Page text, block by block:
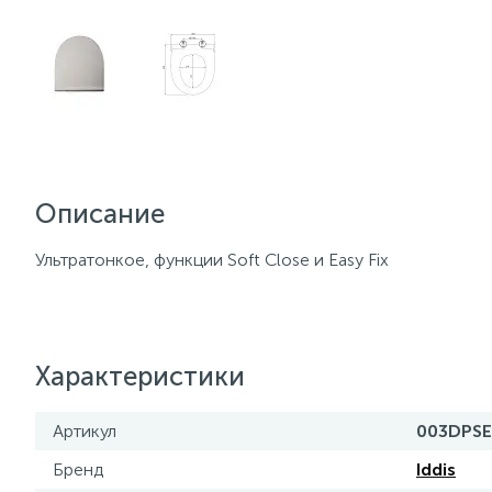
Описание
Ультратонкое, функции Soft Close и Easy Fix
Характеристики
Артикул
Бренд
Iddis